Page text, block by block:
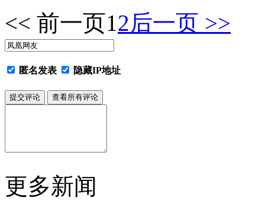
<< 前一页12后一页 >>
匿名发表 隐藏IP地址
更多新闻